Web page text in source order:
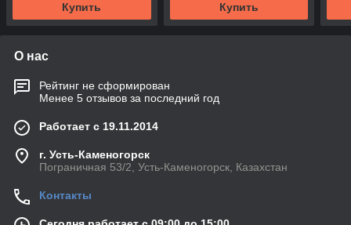
Купить Купить
О нас
Рейтинг не сформирован
Менее 5 отзывов за последний год
Работает с 19.11.2014
г. Усть-Каменогорск
Пограничная 53/2, Усть-Каменогорск, Казахстан
Контакты